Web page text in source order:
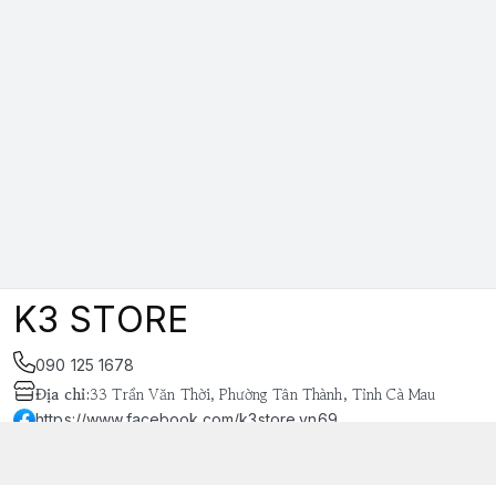
K3 STORE
090 125 1678
Địa chỉ:33 Trần Văn Thời, Phường Tân Thành, Tỉnh Cà Mau
https://www.facebook.com/k3store.vn69